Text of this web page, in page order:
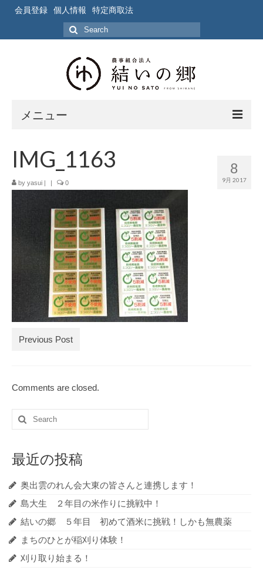
会員登録 個人情報
特定商取法
Search
for:
メニュー
作業風景
ブログ
ブログ記事の要約一覧
ブログ記事の全記事一覧
お買物
お問合せ
8
9月 2017
IMG_1163
by yasui | | 0
Previous Post
Comments are closed.
Search
for:
最近の投稿
奥出雲のれん会大東の皆さんと連携します！
島大生 ２年目の米作りに挑戦中！
結いの郷 ５年目 初めて酒米に挑戦！しかも無農薬
まちのひとが稲刈り体験！
刈り取り始まる！